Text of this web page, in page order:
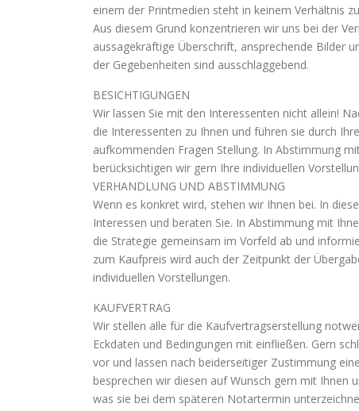
einem der Printmedien steht in keinem Verhältnis
Aus diesem Grund konzentrieren wir uns bei der
aussagekräftige Überschrift, ansprechende Bilder
der Gegebenheiten sind ausschlaggebend.
BESICHTIGUNGEN
Wir lassen Sie mit den Interessenten nicht allein!
die Interessenten zu Ihnen und führen sie durch
aufkommenden Fragen Stellung. In Abstimmung
berücksichtigen wir gern Ihre individuellen
VERHANDLUNG UND ABSTIMMUNG
Wenn es konkret wird, stehen wir Ihnen bei. In
Interessen und beraten Sie. In Abstimmung mit
die Strategie gemeinsam im Vorfeld ab und
zum Kaufpreis wird auch der Zeitpunkt der
individuellen Vorstellungen.
KAUFVERTRAG
Wir stellen alle für die Kaufvertragserstellung
Eckdaten und Bedingungen mit einfließen. Gern
vor und lassen nach beiderseitiger Zustimmung
besprechen wir diesen auf Wunsch gern mit Ihnen
was sie bei dem späteren Notartermin